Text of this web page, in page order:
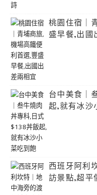
桃園住宿｜
盛早餐,出國
台中美食｜
起,就有冰沙
西班牙阿利
訪景點,超平